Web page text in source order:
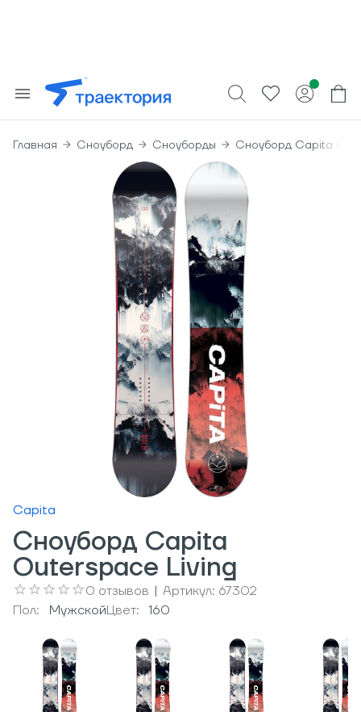
Главная Сноуборд Сноуборды Сноуборд Capita
Capita
Сноуборд Capita
Outerspace Living
0 отзывов | Артикул: 67302
Пол:
МужcкойЦвет: 160